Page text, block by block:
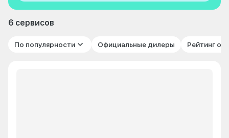
6 сервисов
По популярности Официальные дилеры Рейтинг